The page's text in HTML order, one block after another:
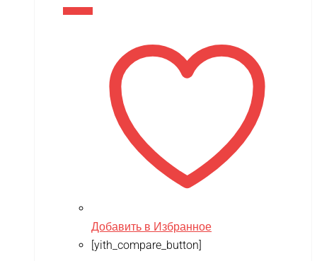
Добавить в Избранное
[yith_compare_button]